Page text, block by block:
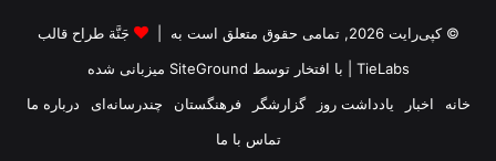
© کپی‌رایت 2026, تمامی حقوق متعلق است به |
جَنَّة طراح قالب
TieLabs | با افتخار توسط SiteGround میزبانی شده
خانه
اخبار یادداشت روز گزارشگر فرهنگستان چندرسانه‌ای
درباره ما
تماس با ما